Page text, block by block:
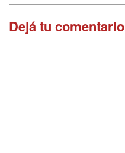
Dejá tu comentario